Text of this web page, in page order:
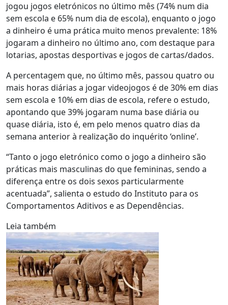
jogou jogos eletrónicos no último mês (74% num dia
sem escola e 65% num dia de escola), enquanto o jogo
a dinheiro é uma prática muito menos prevalente: 18%
jogaram a dinheiro no último ano, com destaque para
lotarias, apostas desportivas e jogos de cartas/dados.
A percentagem que, no último mês, passou quatro ou
mais horas diárias a jogar videojogos é de 30% em dias
sem escola e 10% em dias de escola, refere o estudo,
apontando que 39% jogaram numa base diária ou
quase diária, isto é, em pelo menos quatro dias da
semana anterior à realização do inquérito ‘online’.
“Tanto o jogo eletrónico como o jogo a dinheiro são
práticas mais masculinas do que femininas, sendo a
diferença entre os dois sexos particularmente
acentuada”, salienta o estudo do Instituto para os
Comportamentos Aditivos e as Dependências.
Leia também